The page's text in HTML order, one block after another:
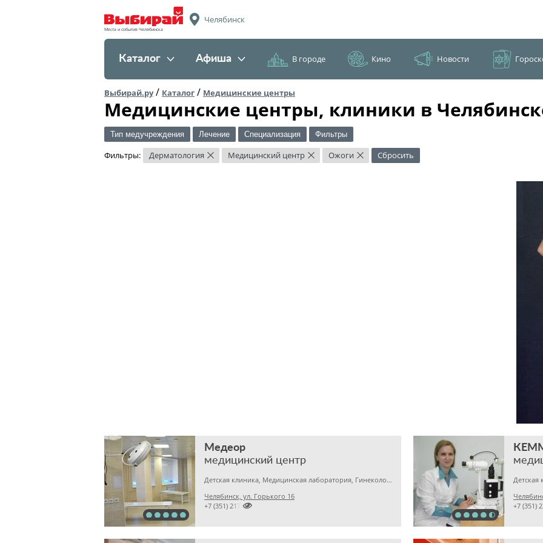
Места и события Челябинска
Челябинск
Каталог Афиша В городе Кино Новости
Выбирай.ру/ Каталог / Медицинские центры
Медицинские центры, клиники в
Тип медучреждения Лечение Специализация Фильтры
Фильтры: Дерматология × Медицинский центр × Ожоги × Сбросить
Медеор
медицинский центр
Детская клиника, Медицинская лаборатория, Гинекология
Челябинск, ул. Горького 16

+7 (351) 2172376
+7 (351)